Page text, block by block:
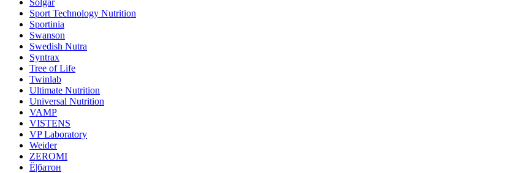
Solgar
Sport Technology Nutrition
Sportinia
Swanson
Swedish Nutra
Syntrax
Tree of Life
Twinlab
Ultimate Nutrition
Universal Nutrition
VAMP
VISTENS
VP Laboratory
Weider
ZEROMI
Ё|батон